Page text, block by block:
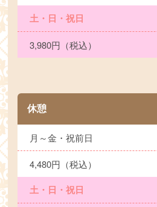
土・日・祝日
3,980円（税込）
休憩
月～金・祝前日
4,480円（税込）
土・日・祝日